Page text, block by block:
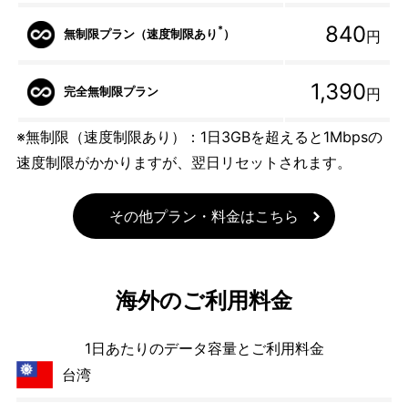
無制限プラン（速度制限あり * ） 840円
完全無制限プラン 1,390円
※無制限（速度制限あり）：1日3GBを超えると1Mbpsの
速度制限がかかりますが、翌日リセットされます。
その他プラン・料金はこちら
海外のご利用料金
1日あたりのデータ容量とご利用料金
台湾